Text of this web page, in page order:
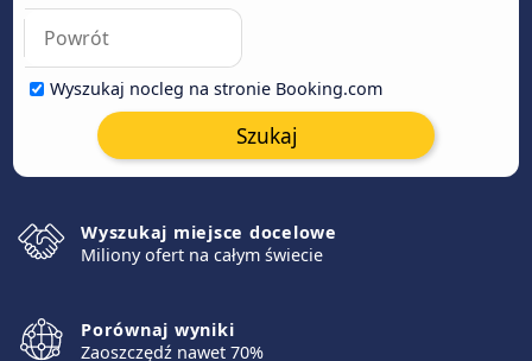
Wyszukaj nocleg na stronie Booking.com
Szukaj
Wyszukaj miejsce docelowe
Miliony ofert na całym świecie
Porównaj wyniki
Zaoszczędź nawet 70%